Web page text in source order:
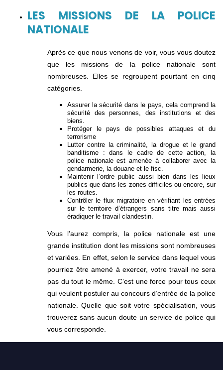
LES MISSIONS DE LA POLICE
NATIONALE
Après ce que nous venons de voir, vous vous doutez
que les missions de la police nationale sont
nombreuses. Elles se regroupent pourtant en cinq
catégories.
Assurer la sécurité dans le pays, cela comprend la
sécurité des personnes, des institutions et des
biens.
Protéger le pays de possibles attaques et du
terrorisme
Lutter contre la criminalité, la drogue et le grand
banditisme : dans le cadre de cette action, la
police nationale est amenée à collaborer avec la
gendarmerie, la douane et le fisc.
Maintenir l’ordre public aussi bien dans les lieux
publics que dans les zones difficiles ou encore, sur
les routes.
Contrôler le flux migratoire en vérifiant les entrées
sur le territoire d’étrangers sans titre mais aussi
éradiquer le travail clandestin.
Vous l’aurez compris, la police nationale est une
grande institution dont les missions sont nombreuses
et variées. En effet, selon le service dans lequel vous
pourriez être amené à exercer, votre travail ne sera
pas du tout le même. C’est une force pour tous ceux
qui veulent postuler au concours d’entrée de la police
nationale. Quelle que soit votre spécialisation, vous
trouverez sans aucun doute un service de police qui
vous corresponde.